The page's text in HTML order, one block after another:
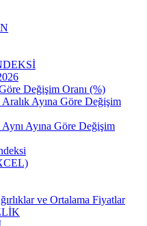
Değişim Oranı (%)
Ayına Göre Değişim
Ayına Göre Değişim
ve Ortalama Fiyatlar